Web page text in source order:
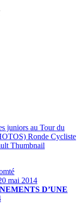
juniors au Tour du
Ronde Cycliste
mai 2014
D’UNE